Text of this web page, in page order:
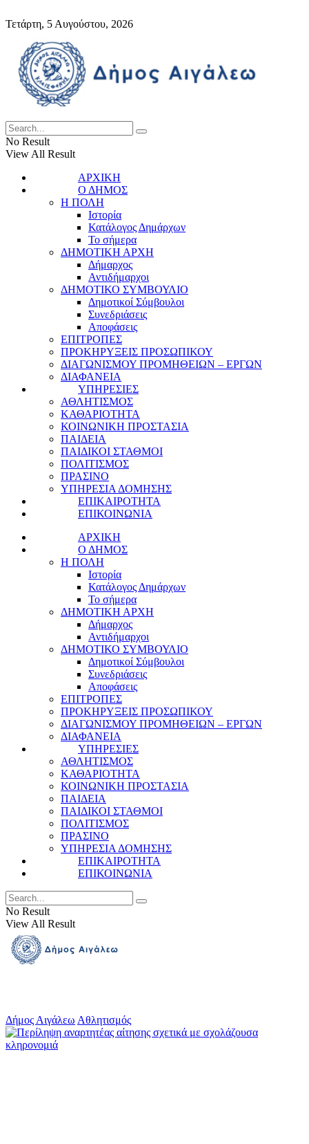
Τετάρτη, 5 Αυγούστου, 2026
No Result
View All Result
ΑΡΧΙΚΗ
Ο ΔΗΜΟΣ
Η ΠΟΛΗ
Ιστορία
Κατάλογος Δημάρχων
Το σήμερα
ΔΗΜΟΤΙΚΗ ΑΡΧΗ
Δήμαρχος
Αντιδήμαρχοι
ΔΗΜΟΤΙΚΟ ΣΥΜΒΟΥΛΙΟ
Δημοτικοί Σύμβουλοι
Συνεδριάσεις
Αποφάσεις
ΕΠΙΤΡΟΠΕΣ
ΠΡΟΚΗΡΥΞΕΙΣ ΠΡΟΣΩΠΙΚΟΥ
ΔΙΑΓΩΝΙΣΜΟΥ ΠΡΟΜΗΘΕΙΩΝ – ΕΡΓΩΝ
ΔΙΑΦΑΝΕΙΑ
ΥΠΗΡΕΣΙΕΣ
ΑΘΛΗΤΙΣΜΟΣ
ΚΑΘΑΡΙΟΤΗΤΑ
ΚΟΙΝΩΝΙΚΗ ΠΡΟΣΤΑΣΙΑ
ΠΑΙΔΕΙΑ
ΠΑΙΔΙΚΟΙ ΣΤΑΘΜΟΙ
ΠΟΛΙΤΙΣΜΟΣ
ΠΡΑΣΙΝΟ
ΥΠΗΡΕΣΙΑ ΔΟΜΗΣΗΣ
ΕΠΙΚΑΙΡΟΤΗΤΑ
ΕΠΙΚΟΙΝΩΝΙΑ
ΑΡΧΙΚΗ
Ο ΔΗΜΟΣ
Η ΠΟΛΗ
Ιστορία
Κατάλογος Δημάρχων
Το σήμερα
ΔΗΜΟΤΙΚΗ ΑΡΧΗ
Δήμαρχος
Αντιδήμαρχοι
ΔΗΜΟΤΙΚΟ ΣΥΜΒΟΥΛΙΟ
Δημοτικοί Σύμβουλοι
Συνεδριάσεις
Αποφάσεις
ΕΠΙΤΡΟΠΕΣ
ΠΡΟΚΗΡΥΞΕΙΣ ΠΡΟΣΩΠΙΚΟΥ
ΔΙΑΓΩΝΙΣΜΟΥ ΠΡΟΜΗΘΕΙΩΝ – ΕΡΓΩΝ
ΔΙΑΦΑΝΕΙΑ
ΥΠΗΡΕΣΙΕΣ
ΑΘΛΗΤΙΣΜΟΣ
ΚΑΘΑΡΙΟΤΗΤΑ
ΚΟΙΝΩΝΙΚΗ ΠΡΟΣΤΑΣΙΑ
ΠΑΙΔΕΙΑ
ΠΑΙΔΙΚΟΙ ΣΤΑΘΜΟΙ
ΠΟΛΙΤΙΣΜΟΣ
ΠΡΑΣΙΝΟ
ΥΠΗΡΕΣΙΑ ΔΟΜΗΣΗΣ
ΕΠΙΚΑΙΡΟΤΗΤΑ
ΕΠΙΚΟΙΝΩΝΙΑ
No Result
View All Result
Δήμος Αιγάλεω Αθλητισμός